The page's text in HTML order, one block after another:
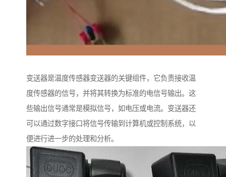
变送器是温度传感器变送器的关键组件，它负责接收温
度传感器的信号，并将其转换为标准的电信号输出。这
些输出信号通常是模拟信号，如电压或电流。变送器还
可以通过数字接口将信号传输到计算机或控制系统，以
便进行进一步的处理和分析。